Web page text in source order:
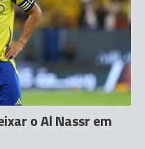
o Al Nassr em